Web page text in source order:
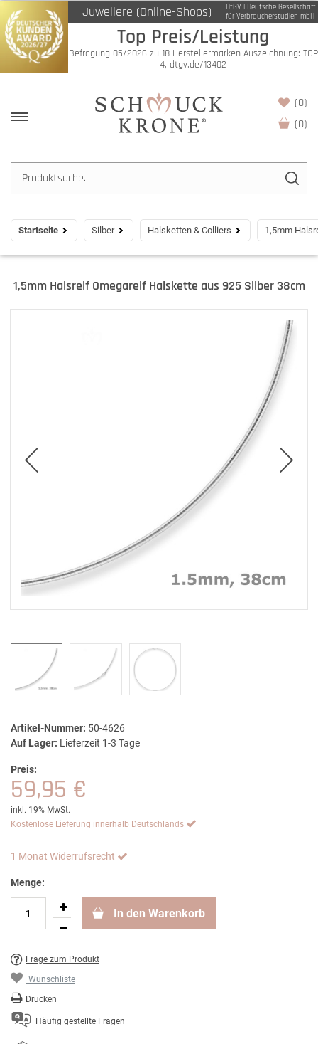
Juweliere (Online-Shops)
DtGV | Deutsche Gesellschaft
für Verbraucherstudien mbH
Top Preis/Leistung
Befragung 05/2026 zu 18 Herstellermarken Auszeichnung: TOP
4, dtgv.de/13402
(0)
(0)
Startseite Silber Halsketten & Colliers 1,5mm
1,5mm Halsreif Omegareif Halskette aus 925 Silber 38cm
Artikel-Nummer: 50-4626
Auf Lager: Lieferzeit 1-3 Tage
Preis:
59,95 €
inkl. 19% MwSt.
Kostenlose Lieferung innerhalb Deutschlands
1 Monat Widerrufsrecht
Menge:
In den Warenkorb
Frage zum Produkt
Wunschliste
Drucken
Häufig gestellte Fragen